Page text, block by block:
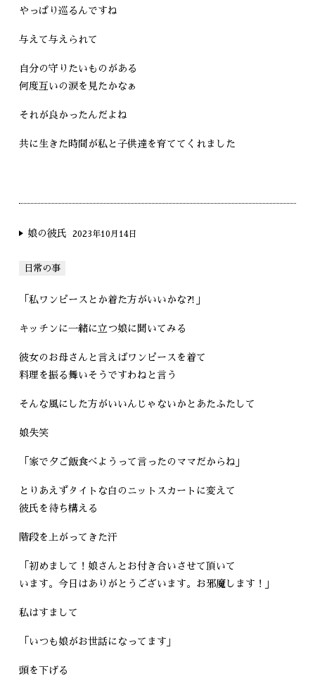
やっぱり巡るんですね
与えて与えられて
自分の守りたいものがある
何度互いの涙を見たかなぁ
それが良かったんだよね
共に生きた時間が私と子供達を育ててくれました
娘の彼氏 2023年10月14日
日常の事
「私ワンピースとか着た方がいいかな⁈」
キッチンに一緒に立つ娘に聞いてみる
彼女のお母さんと言えばワンピースを着て
料理を振る舞いそうですわねと言う
そんな風にした方がいいんじゃないかとあたふたして
娘失笑
「家で夕ご飯食べようって言ったのママだからね」
とりあえずタイトな白のニットスカートに変えて
彼氏を待ち構える
階段を上がってきた汗
「初めまして！娘さんとお付き合いさせて頂いて
います。今日はありがとうございます。お邪魔します！」
私はすまして
「いつも娘がお世話になってます」
頭を下げる